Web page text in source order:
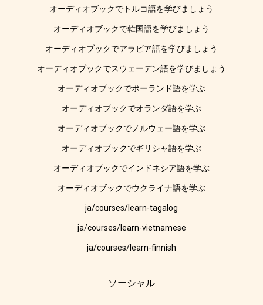
オーディオブックでトルコ語を学びましょう
オーディオブックで韓国語を学びましょう
オーディオブックでアラビア語を学びましょう
オーディオブックでスウェーデン語を学びましょう
オーディオブックでポーランド語を学ぶ
オーディオブックでオランダ語を学ぶ
オーディオブックでノルウェー語を学ぶ
オーディオブックでギリシャ語を学ぶ
オーディオブックでインドネシア語を学ぶ
オーディオブックでウクライナ語を学ぶ
ja/courses/learn-tagalog
ja/courses/learn-vietnamese
ja/courses/learn-finnish
ソーシャル